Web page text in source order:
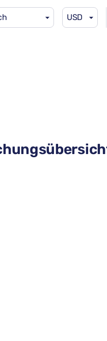
USD